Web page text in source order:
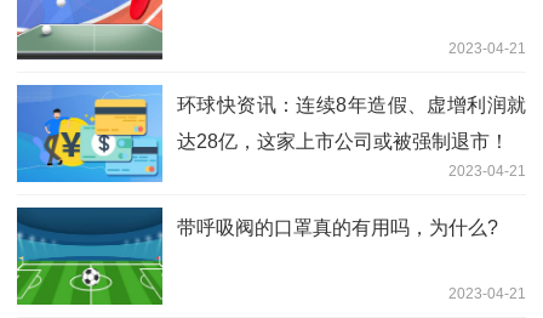
2023-04-21
环球快资讯：连续8年造假、虚增利润就
达28亿，这家上市公司或被强制退市！
2023-04-21
带呼吸阀的口罩真的有用吗，为什么?
2023-04-21